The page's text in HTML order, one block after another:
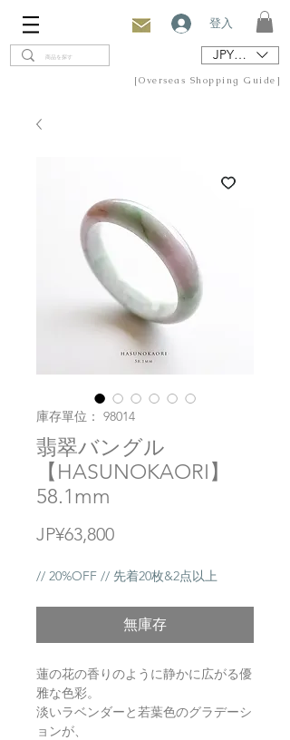
登入
JPY (¥)
[Overseas Shopping Guide]
庫存單位： 98014
翡翠バングル
【HASUNOKAORI】
58.1mm
JP¥63,800價
// 20%OFF // 先着20枚&2点以上
無庫存
蓮の花の香りのように静かに広がる優
雅な色彩。
淡いラベンダーと若葉色のグラデーシ
ョンが、